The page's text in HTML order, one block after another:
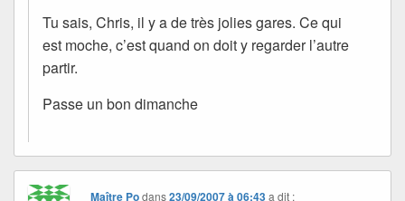
Tu sais, Chris, il y a de très jolies gares. Ce qui
est moche, c’est quand on doit y regarder l’autre
partir.
Passe un bon dimanche
Maître Podans23/09/2007 à 06:43 a dit :